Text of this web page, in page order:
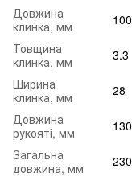
Довжина
клинка, мм
100
Товщина
клинка, мм
3.3
Ширина
клинка, мм
28
Довжина
рукояті, мм
130
Загальна
довжина, мм
230